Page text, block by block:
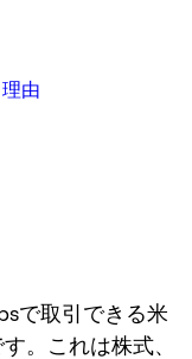
由
で取引できる米
。これは株式、